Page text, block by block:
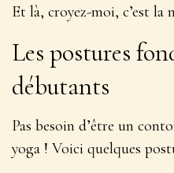
Et là, croyez-moi, c’est la
Les postures
débutants
Pas besoin d’être un
yoga ! Voici quelques